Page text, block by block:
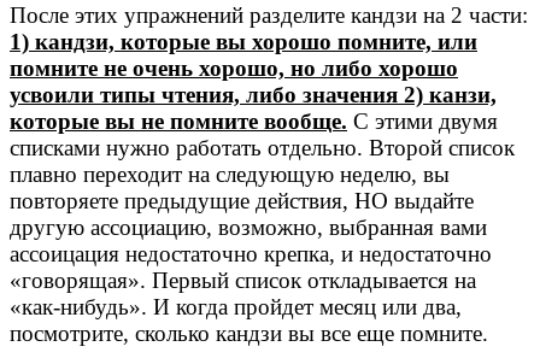
После этих упражнений разделите кандзи на 2 части:
1) кандзи, которые вы хорошо помните, или
помните не очень хорошо, но либо хорошо
усвоили типы чтения, либо значения 2) канзи,
которые вы не помните вообще. С этими двумя
списками нужно работать отдельно. Второй список
плавно переходит на следующую неделю, вы
повторяете предыдущие действия, НО выдайте
другую ассоциацию, возможно, выбранная вами
ассоицация недостаточно крепка, и недостаточно
«говорящая». Первый список откладывается на
«как-нибудь». И когда пройдет месяц или два,
посмотрите, сколько кандзи вы все еще помните.